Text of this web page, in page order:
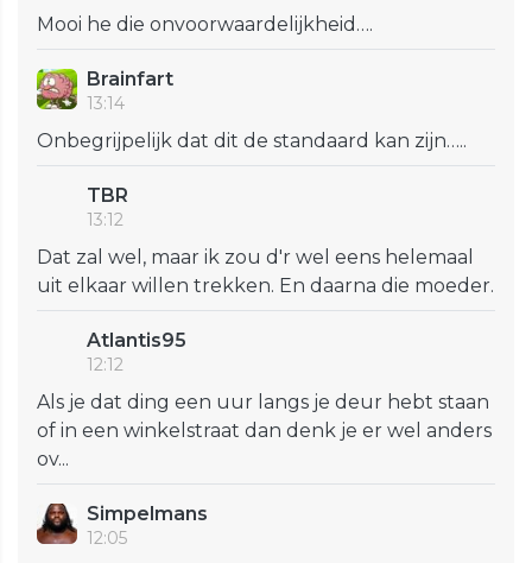
Mooi he die onvoorwaardelijkheid….
Brainfart
13:14
Onbegrijpelijk dat dit de standaard kan zijn…..
TBR
13:12
Dat zal wel, maar ik zou d'r wel eens helemaal
uit elkaar willen trekken. En daarna die moeder.
Atlantis95
12:12
Als je dat ding een uur langs je deur hebt staan
of in een winkelstraat dan denk je er wel anders
ov...
Simpelmans
12:05